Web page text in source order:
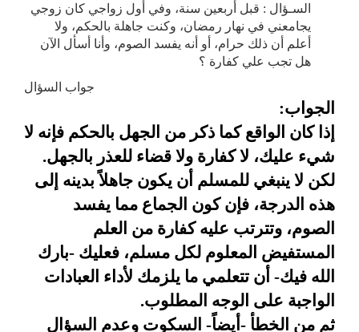
السـؤال : قبل أربعين سنة، وفي أول زواجي كان زوجي
يجامعني في نهار رمضان، وكنت جاهلة بالحكم، ولا
أعلم أن ذلك حرام، أو أنه يفسد الصوم، وأنا أسأل الآن
هل تجب علي كفارة ؟
جواب السؤال
الجواب:
إذا كان الواقع كما ذكر من الجهل بالحكم فإنه لا
شيء عليك، لا كفارة ولا قضاء للعذر بالجهل.
لكن لا ينبغي للمسلم أن يكون جاهلاً بدينه إلى
هذه الدرجة، فإن كون الجماع مما يفسد
الصوم، وتترتب عليه كفارة من العلم
المستفيض المعلوم لكل مسلم، فعليك -بارك
الله فيك- أن تتعلمي ما يلزمك لأداء العبادات
الواجبة على الوجه المطلوب.
ثم من الخطأ -أيضاً- السكوت وعدم السؤال